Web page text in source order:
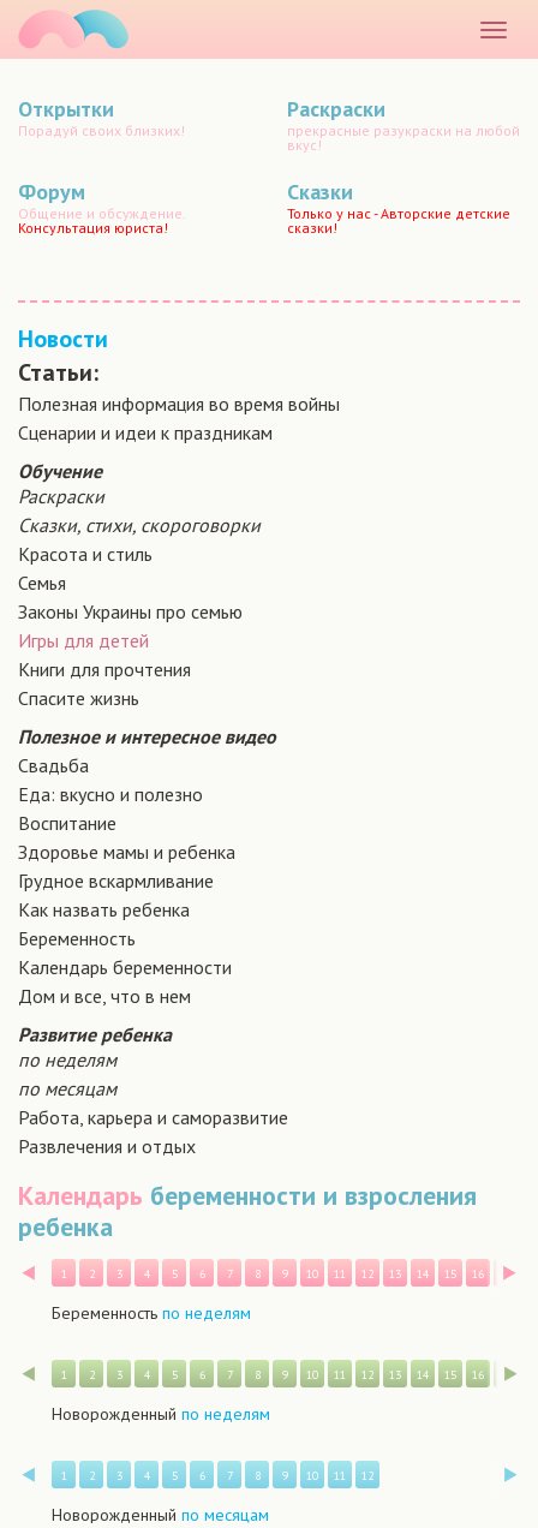
меню
Открытки
Порадуй своих близких!
Раскраски
прекрасные разукраски на любой
вкус!
Форум
Общение и обсуждение.
Консультация юриста!
Сказки
Только у нас - Авторские детские
сказки!
Новости
Статьи:
Полезная информация во время войны
Сценарии и идеи к праздникам
Обучение
Раскраски
Сказки, стихи, скороговорки
Красота и стиль
Семья
Законы Украины про семью
Игры для детей
Книги для прочтения
Спасите жизнь
Полезное и интересное видео
Свадьба
Еда: вкусно и полезно
Воспитание
Здоровье мамы и ребенка
Грудное вскармливание
Как назвать ребенка
Беременность
Календарь беременности
Дом и все, что в нем
Развитие ребенка
по неделям
по месяцам
Работа, карьера и саморазвитие
Развлечения и отдых
Календарь беременности и взросления
ребенка
Назад
1 2 3 4 5 6 7 8 9 10 11 12 13 14 15 16 17
Беременность по неделям
Назад
1 2 3 4 5 6 7 8 9 10 11 12 13 14 15 16 17
Новорожденный по неделям
Назад
1 2 3 4 5 6 7 8 9 10 11 12
Новорожденный по месяцам